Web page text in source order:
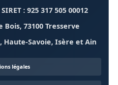
: 925 317 505 00012
Bois, 73100 Tresserve
Savoie, Isère et Ain
légales